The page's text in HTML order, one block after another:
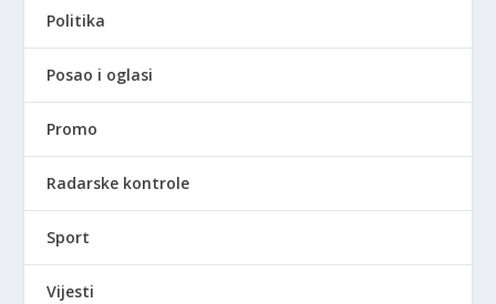
Politika
Posao i oglasi
Promo
Radarske kontrole
Sport
Vijesti